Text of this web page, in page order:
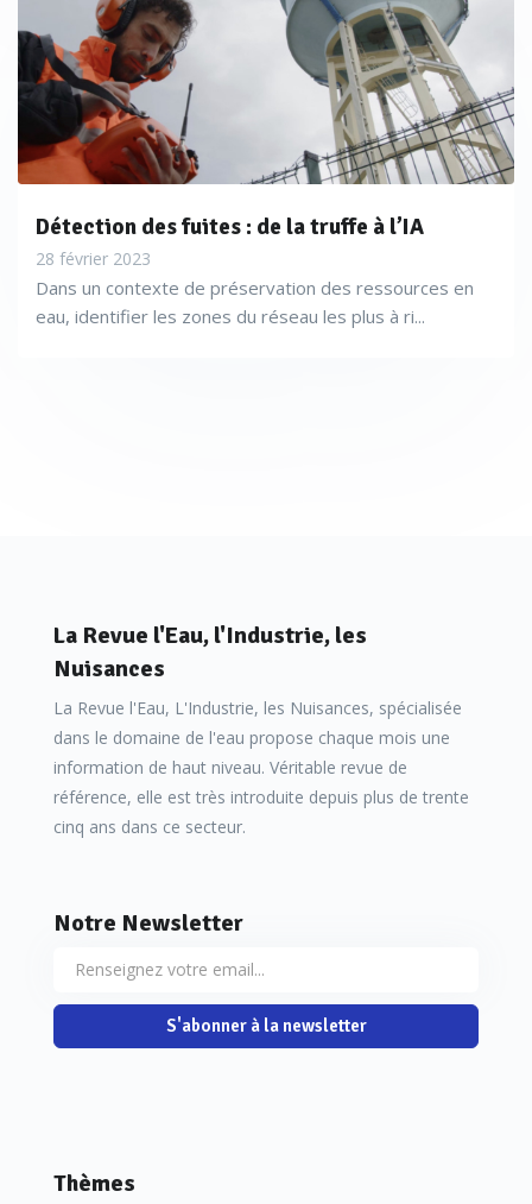
Détection des fuites : de la truffe à l’IA
28 février 2023
Dans un contexte de préservation des ressources en
eau, identifier les zones du réseau les plus à ri...
La Revue l'Eau, l'Industrie, les
Nuisances
La Revue l'Eau, L'Industrie, les Nuisances, spécialisée
dans le domaine de l'eau propose chaque mois une
information de haut niveau. Véritable revue de
référence, elle est très introduite depuis plus de trente
cinq ans dans ce secteur.
Notre Newsletter
S'abonner à la newsletter
Thèmes